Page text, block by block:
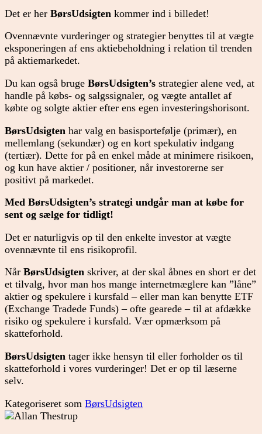
Det er her BørsUdsigten kommer ind i billedet!
Ovennævnte vurderinger og strategier benyttes til at vægte
eksponeringen af ens aktiebeholdning i relation til trenden
på aktiemarkedet.
Du kan også bruge BørsUdsigten’s strategier alene ved, at
handle på købs- og salgssignaler, og vægte antallet af
købte og solgte aktier efter ens egen investeringshorisont.
BørsUdsigten har valg en basisportefølje (primær), en
mellemlang (sekundær) og en kort spekulativ indgang
(tertiær). Dette for på en enkel måde at minimere risikoen,
og kun have aktier / positioner, når investorerne ser
positivt på markedet.
Med BørsUdsigten’s strategi undgår man at købe for
sent og sælge for tidligt!
Det er naturligvis op til den enkelte investor at vægte
ovennævnte til ens risikoprofil.
Når BørsUdsigten skriver, at der skal åbnes en short er det
et tilvalg, hvor man hos mange internetmæglere kan ”låne”
aktier og spekulere i kursfald – eller man kan benytte ETF
(Exchange Tradede Funds) – ofte gearede – til at afdække
risiko og spekulere i kursfald. Vær opmærksom på
skatteforhold.
BørsUdsigten tager ikke hensyn til eller forholder os til
skatteforhold i vores vurderinger! Det er op til læserne
selv.
Kategoriseret som BørsUdsigten